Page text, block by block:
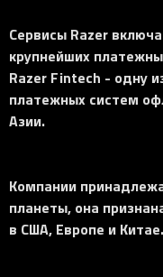
Сервисы Razer
крупнейших
Razer Fintech - одну
платежных систем
Азии.
Компании
планеты, она
в США, Европе и Китае.